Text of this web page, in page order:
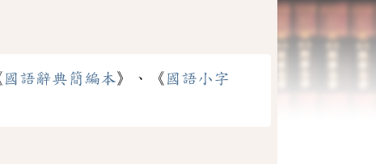
國語辭典簡編本》、《 國語小字